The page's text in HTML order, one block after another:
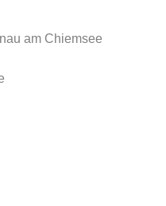
am Chiemsee